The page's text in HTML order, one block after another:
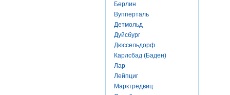
Берлин
Вупперталь
Детмольд
Дуйсбург
Дюссельдорф
Карлсбад (Баден)
Лар
Лейпциг
Марктредвиц